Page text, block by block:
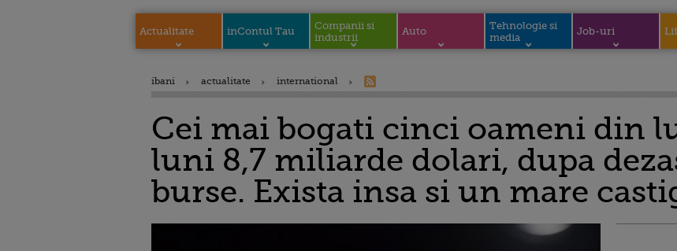
Actualitate inContul Tau
Companii si
industrii
Auto
Tehnologie si
media
Job-uri
ibani actualitate international
Cei mai bogati cinci oameni din
luni 8,7 miliarde dolari, dupa
burse. Exista insa si un mare